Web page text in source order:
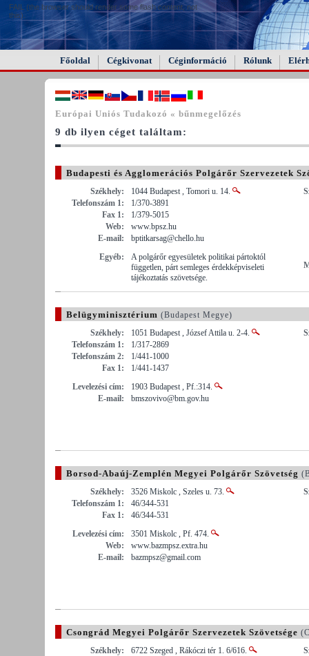
FAIL (the browser should render some flash content, not
this).
Főoldal Cégkivonat Céginformáció Rólunk
Európai Uniós Tudakozó « bűnmegelőzés
9 db ilyen céget találtam:
Budapesti és Agglomerációs Polgárőr Szervezetek
Székhely:
1044 Budapest , Tomori u. 14.
Telefonszám 1:
1/370-3891
Fax 1:
1/379-5015
Web:
www.bpsz.hu
E-mail:
bptitkarsag@chello.hu
Egyéb:
A polgárőr egyesületek politikai pártoktól
független, párt semleges érdekképviseleti
tájékoztatás szövetsége.
Belügyminisztérium (Budapest Megye)
Székhely:
1051 Budapest , József Attila u. 2-4.
Telefonszám 1:
1/317-2869
Telefonszám 2:
1/441-1000
Fax 1:
1/441-1437
Levelezési cím:
1903 Budapest , Pf.:314.
E-mail:
bmszovivo@bm.gov.hu
Borsod-Abaúj-Zemplén Megyei Polgárőr Szövetség
Székhely:
3526 Miskolc , Szeles u. 73.
Telefonszám 1:
46/344-531
Fax 1:
46/344-531
Levelezési cím:
3501 Miskolc , Pf. 474.
Web:
www.bazmpsz.extra.hu
E-mail:
bazmpsz@gmail.com
Csongrád Megyei Polgárőr Szervezetek Szövetsége
Székhely:
6722 Szeged , Rákóczi tér 1. 6/616.